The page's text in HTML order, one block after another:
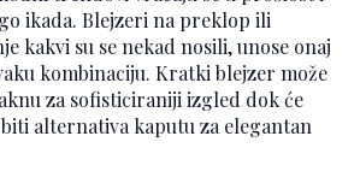
ikada. Blejzeri na preklop ili
kakvi su se nekad nosili, unose onaj
kombinaciju. Kratki blejzer može
za sofisticiraniji izgled dok će
alternativa kaputu za elegantan